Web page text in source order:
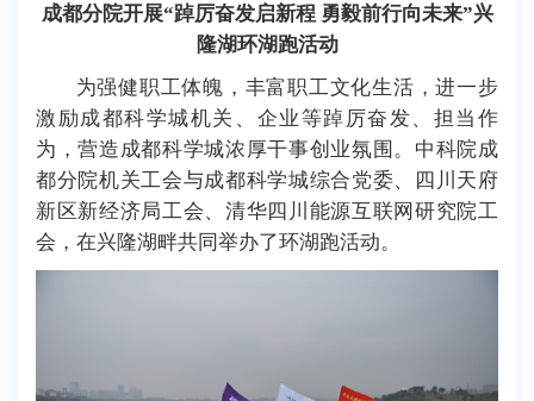
成都分院开展“踔厉奋发启新程 勇毅前行向未来”兴
隆湖环湖跑活动
为强健职工体魄，丰富职工文化生活，进一步
激励成都科学城机关、企业等踔厉奋发、担当作
为，营造成都科学城浓厚干事创业氛围。中科院成
都分院机关工会与成都科学城综合党委、四川天府
新区新经济局工会、清华四川能源互联网研究院工
会，在兴隆湖畔共同举办了环湖跑活动。